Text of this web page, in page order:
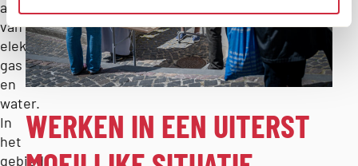
afgesloten
van
elektriciteit,
gas
en
water.
In
het
gebied
WERKEN IN EEN UITERST